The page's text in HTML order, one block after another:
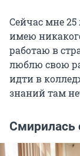
Сейчас мне
имею
работаю в
люблю свою
идти в
знаний там
Смирилась